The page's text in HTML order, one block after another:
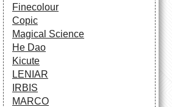
Finecolour
Copic
Magical Science
He Dao
Kicute
LENIAR
IRBIS
MARCO